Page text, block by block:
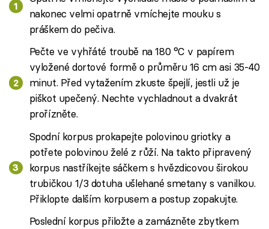
nakonec velmi opatrně vmíchejte mouku s
práškem do pečiva.
Pečte ve vyhřáté troubě na 180 °C v papírem
vyložené dortové formě o průměru 16 cm asi 35-40
minut. Před vytažením zkuste špejlí, jestli už je
piškot upečený. Nechte vychladnout a dvakrát
prořízněte.
Spodní korpus prokapejte polovinou griotky a
potřete polovinou želé z růží. Na takto připravený
korpus nastříkejte sáčkem s hvězdicovou širokou
trubičkou 1/3 dotuha ušlehané smetany s vanilkou.
Přiklopte dalším korpusem a postup zopakujte.
Poslední korpus přiložte a zamázněte zbytkem